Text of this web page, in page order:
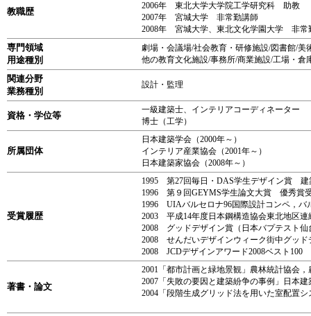
教職歴
2006年 東北大学大学院工学研究科 助教
2007年 宮城大学 非常勤講師
2008年 宮城大学、東北文化学園大学 非常
専門領域
用途種別
劇場・会議場/社会教育・研修施設/図書館/
他の教育文化施設/事務所/商業施設/工場・
関連分野
業務種別
設計・監理
資格・学位等
一級建築士、インテリアコーディネーター
博士（工学）
所属団体
日本建築学会（2000年～）
インテリア産業協会（2001年～）
日本建築家協会（2008年～）
受賞履歴
1995 第27回毎日・DAS学生デザイン賞
1996 第９回GEYMS学生論文大賞 優秀賞
1996 UIAバルセロナ96国際設計コンペ，
2003 平成14年度日本鋼構造協会東北地区
2008 グッドデザイン賞（日本バプテスト仙
2008 せんだいデザインウィーク街中グッ
2008 JCDデザインアワード2008ベスト100
著書・論文
2001「都市計画と緑地景観」農林統計協会
2007「失敗の要因と建築紛争の事例」日本
2004「段階生成グリッド法を用いた室配置